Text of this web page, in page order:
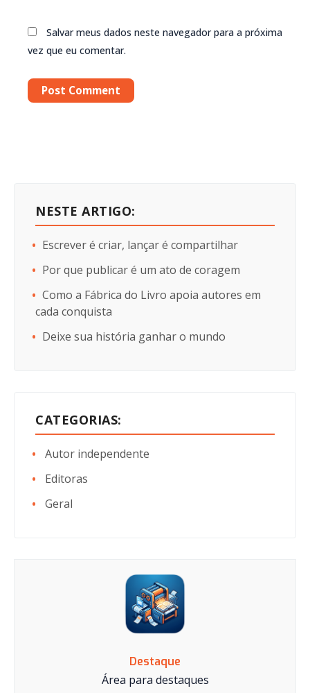
Salvar meus dados neste navegador para a próxima
vez que eu comentar.
NESTE ARTIGO:
Escrever é criar, lançar é compartilhar
Por que publicar é um ato de coragem
Como a Fábrica do Livro apoia autores em
cada conquista
Deixe sua história ganhar o mundo
CATEGORIAS:
Autor independente
Editoras
Geral
Destaque
Área para destaques